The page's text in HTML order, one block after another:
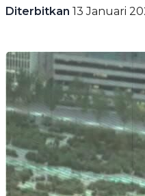
Diterbitkan 13 Januari